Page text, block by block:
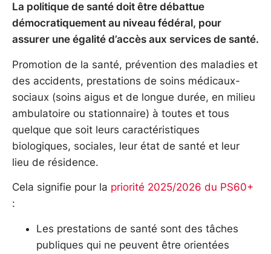
La politique de santé doit être débattue
démocratiquement au niveau fédéral, pour
assurer une égalité d’accès aux services de santé.
Promotion de la santé, prévention des maladies et
des accidents, prestations de soins médicaux-
sociaux (soins aigus et de longue durée, en milieu
ambulatoire ou stationnaire) à toutes et tous
quelque que soit leurs caractéristiques
biologiques, sociales, leur état de santé et leur
lieu de résidence.
Cela signifie pour la priorité 2025/2026 du PS60+
:
Les prestations de santé sont des tâches
publiques qui ne peuvent être orientées